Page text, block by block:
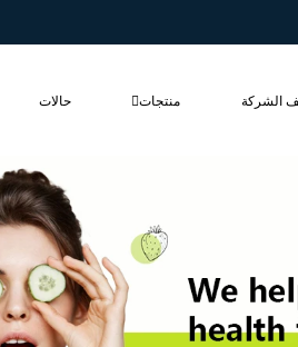
الشركة منتجات حالات